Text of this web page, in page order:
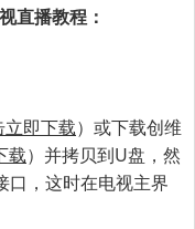
直播教程：
立即下载）或下载创维
载）并拷贝到U盘，然
口 ，这时在电视主界